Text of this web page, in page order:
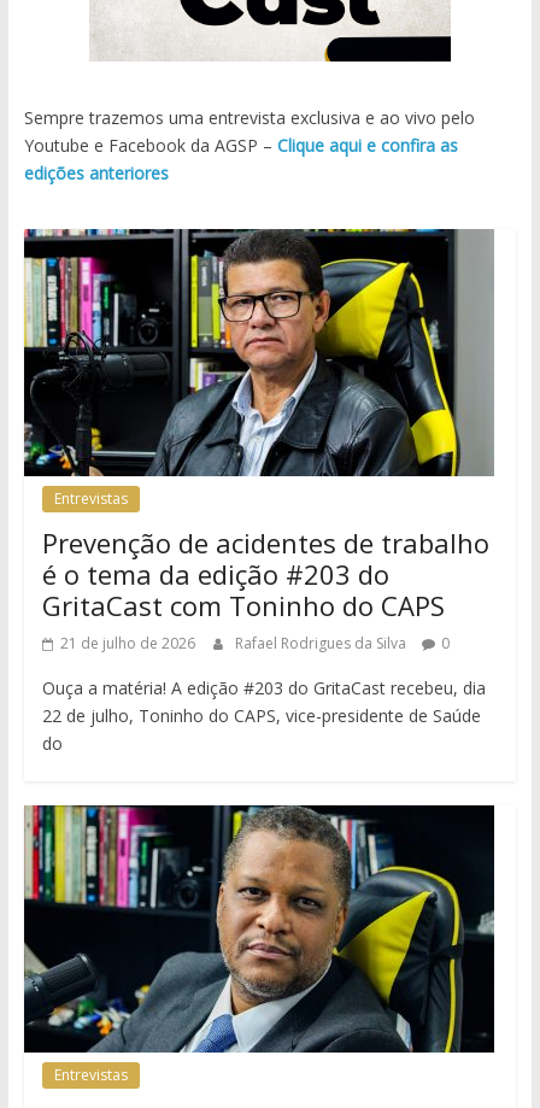
Sempre trazemos uma entrevista exclusiva e ao vivo pelo
Youtube e Facebook da AGSP – Clique aqui e confira as
edições anteriores
Entrevistas
Prevenção de acidentes de trabalho
é o tema da edição #203 do
GritaCast com Toninho do CAPS
21 de julho de 2026 Rafael Rodrigues da Silva 0
Ouça a matéria! A edição #203 do GritaCast recebeu, dia
22 de julho, Toninho do CAPS, vice-presidente de Saúde
do
Entrevistas